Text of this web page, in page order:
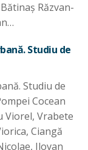
Răzvan-
Studiu de
Studiu de
Cocean
Viorel, Vrabete
Ciangă
Ilovan